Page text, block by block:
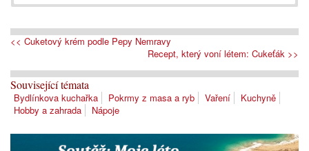
<< Cuketový krém podle Pepy Nemravy
Recept, který voní létem: Cukeťák >>
Související témata
Bydlínkova kuchařka Pokrmy z masa a ryb Vaření
Kuchyně
Hobby a zahrada
Nápoje